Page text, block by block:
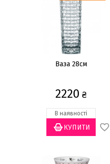
Бренд
Dunoon (29)
IVV (6)
Матеріал
Кістяна порцеляна
Кришталеве скло
Ваза 28см
2220 ₴
В наявності